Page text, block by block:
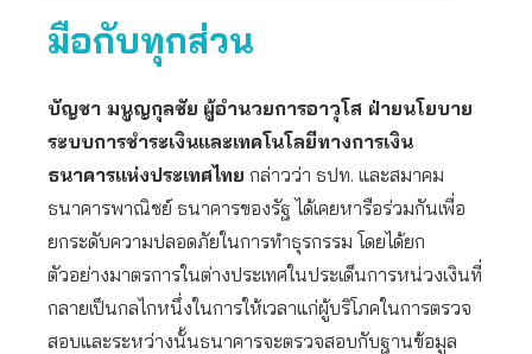
มือกับทุกส่วน
บัญชา มนูญกุลชัย ผู้อำนวยการอาวุโส ฝ่ายนโยบาย
ระบบการชำระเงินและเทคโนโลยีทางการเงิน
ธนาคารแห่งประเทศไทย กล่าวว่า ธปท. และสมาคม
ธนาคารพาณิชย์ ธนาคารของรัฐ ได้เคยหารือร่วมกันเพื่อ
ยกระดับความปลอดภัยในการทำธุรกรรม โดยได้ยก
ตัวอย่างมาตรการในต่างประเทศในประเด็นการหน่วงเงินที่
กลายเป็นกลไกหนึ่งในการให้เวลาแก่ผู้บริโภคในการตรวจ
สอบและระหว่างนั้นธนาคารจะตรวจสอบกับฐานข้อมูล